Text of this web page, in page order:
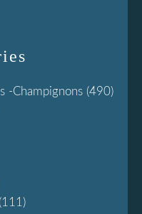
-champignons (490)
(111)